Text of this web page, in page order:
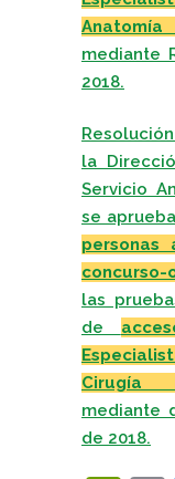
mediante
2018.
la
Servicio
se
personas
concurso-
las
de
Cirugía
mediante
de 2018.